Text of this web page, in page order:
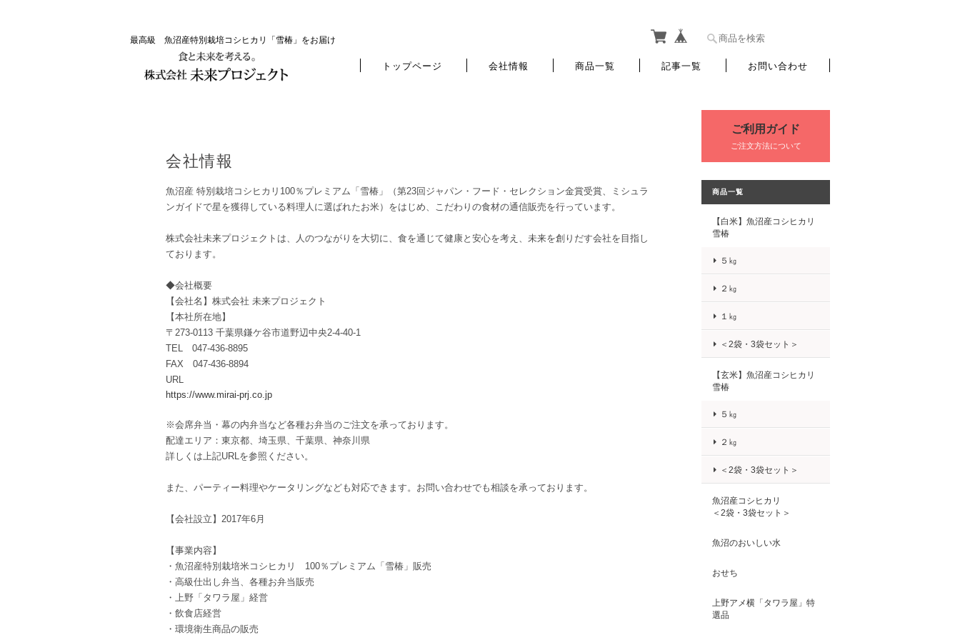
最高級 魚沼産特別栽培コシヒカリ「雪椿」をお届け
トップページ 会社情報 商品一覧 記事一覧 お問い合わせ
会社情報
魚沼産 特別栽培コシヒカリ100％プレミアム「雪椿」（第23回ジャパン・フード・セレクション金賞受賞、ミシュラ
ンガイドで星を獲得している料理人に選ばれたお米）をはじめ、こだわりの食材の通信販売を行っています。
株式会社未来プロジェクトは、人のつながりを大切に、食を通じて健康と安心を考え、未来を創りだす会社を目指し
ております。
◆会社概要
【会社名】株式会社 未来プロジェクト
【本社所在地】
〒273-0113 千葉県鎌ケ谷市道野辺中央2-4-40-1
TEL 047-436-8895
FAX 047-436-8894
URL
https://www.mirai-prj.co.jp
※会席弁当・幕の内弁当など各種お弁当のご注文を承っております。
配達エリア：東京都、埼玉県、千葉県、神奈川県
詳しくは上記URLを参照ください。
また、パーティー料理やケータリングなども対応できます。お問い合わせでも相談を承っております。
【会社設立】2017年6月
【事業内容】
・魚沼産特別栽培米コシヒカリ 100％プレミアム「雪椿」販売
・高級仕出し弁当、各種お弁当販売
・上野「タワラ屋」経営
・飲食店経営
・環境衛生商品の販売
ご利用ガイド
ご注文方法について
商品一覧
【白米】魚沼産コシヒカリ
雪椿
５㎏
２㎏
１㎏
＜2袋・3袋セット＞
【玄米】魚沼産コシヒカリ
雪椿
５㎏
２㎏
＜2袋・3袋セット＞
魚沼産コシヒカリ
＜2袋・3袋セット＞
魚沼のおいしい水
おせち
上野アメ横「タワラ屋」特
選品